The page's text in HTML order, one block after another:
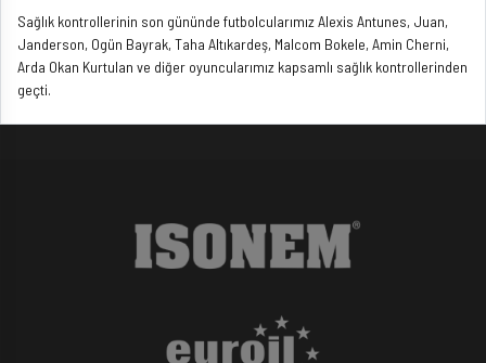
Sağlık kontrollerinin son gününde futbolcularımız Alexis Antunes, Juan,
Janderson, Ogün Bayrak, Taha Altıkardeş, Malcom Bokele, Amin Cherni,
Arda Okan Kurtulan ve diğer oyuncularımız kapsamlı sağlık kontrollerinden
geçti.